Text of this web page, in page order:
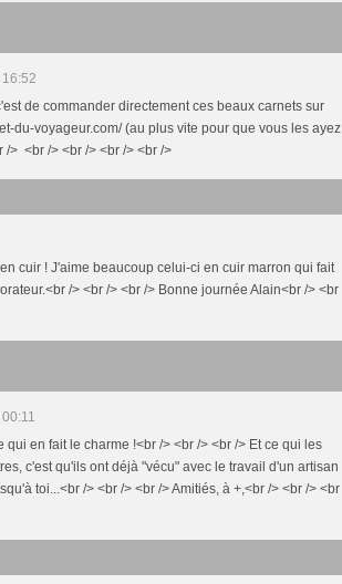
de commander directement ces beaux carnets sur
du-voyageur.com/ (au plus vite pour que vous les ayez
/> <br /> <br /> <br /> <br />
cuir ! J'aime beaucoup celui-ci en cuir marron qui fait
/> <br /> <br /> Bonne journée Alain<br /> <br
qui en fait le charme !<br /> <br /> <br /> Et ce qui les
c'est qu'ils ont déjà "vécu" avec le travail d'un artisan
toi...<br /> <br /> <br /> Amitiés, à +,<br /> <br /> <br